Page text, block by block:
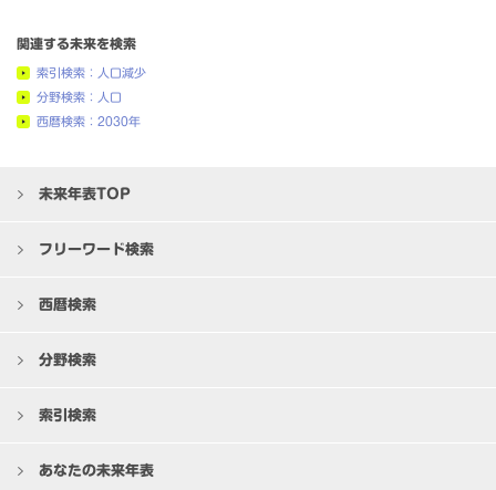
関連する未来を検索
索引検索：人口減少
分野検索：人口
西暦検索：2030年
未来年表TOP
フリーワード検索
西暦検索
分野検索
索引検索
あなたの未来年表